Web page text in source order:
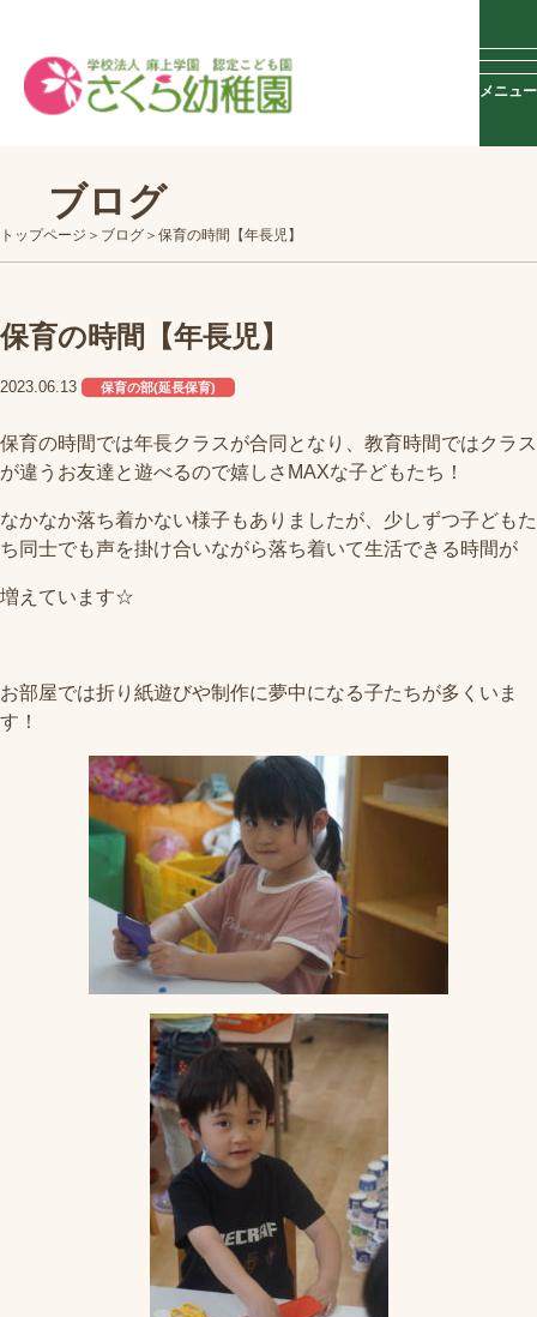
メニュー
ブログ
トップページ ブログ 保育の時間【年長児】
保育の時間【年長児】
2023.06.13 保育の部(延長保育)
保育の時間では年長クラスが合同となり、教育時間ではクラス
が違うお友達と遊べるので嬉しさMAXな子どもたち！
なかなか落ち着かない様子もありましたが、少しずつ子どもた
ち同士でも声を掛け合いながら落ち着いて生活できる時間が
増えています☆
お部屋では折り紙遊びや制作に夢中になる子たちが多くいま
す！